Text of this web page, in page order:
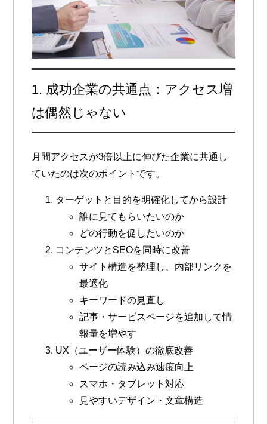
1. 成功企業の共通点：アクセス増
は偶然じゃない
月間アクセスが3倍以上に伸びた企業に共通し
ていたのは次のポイントです。
ターゲットと目的を明確化してから設計
誰に見てもらいたいのか
どの行動を促したいのか
コンテンツとSEOを同時に改善
サイト構造を整理し、内部リンクを
最適化
キーワードの見直し
記事・サービスページを追加して情
報量を増やす
UX（ユーザー体験）の徹底改善
ページの読み込み速度向上
スマホ・タブレット対応
見やすいデザイン・文章構造